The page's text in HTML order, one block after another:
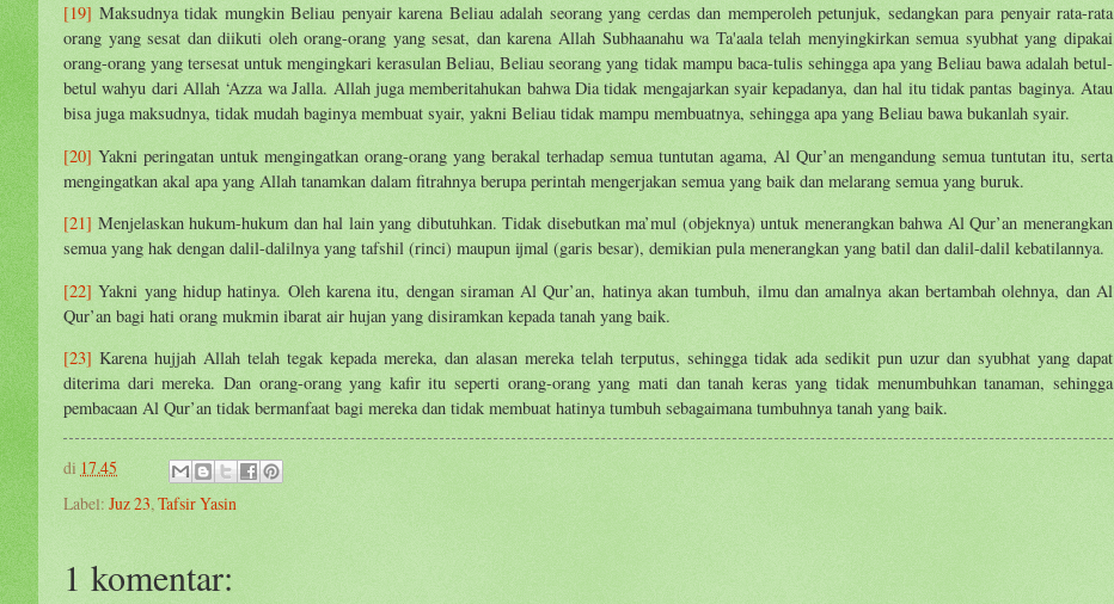
[19] Maksudnya tidak mungkin Beliau penyair karena Beliau adalah seorang yang cerdas dan memperoleh petunjuk, sedangkan para penyair rata-rata
orang yang sesat dan diikuti oleh orang-orang yang sesat, dan karena Allah Subhaanahu wa Ta'aala telah menyingkirkan semua syubhat yang dipakai
orang-orang yang tersesat untuk mengingkari kerasulan Beliau, Beliau seorang yang tidak mampu baca-tulis sehingga apa yang Beliau bawa adalah betul-
betul wahyu dari Allah ‘Azza wa Jalla. Allah juga memberitahukan bahwa Dia tidak mengajarkan syair kepadanya, dan hal itu tidak pantas baginya. Atau
bisa juga maksudnya, tidak mudah baginya membuat syair, yakni Beliau tidak mampu membuatnya, sehingga apa yang Beliau bawa bukanlah syair.
[20] Yakni peringatan untuk mengingatkan orang-orang yang berakal terhadap semua tuntutan agama, Al Qur’an mengandung semua tuntutan itu, serta
mengingatkan akal apa yang Allah tanamkan dalam fitrahnya berupa perintah mengerjakan semua yang baik dan melarang semua yang buruk.
[21] Menjelaskan hukum-hukum dan hal lain yang dibutuhkan. Tidak disebutkan ma’mul (objeknya) untuk menerangkan bahwa Al Qur’an menerangkan
semua yang hak dengan dalil-dalilnya yang tafshil (rinci) maupun ijmal (garis besar), demikian pula menerangkan yang batil dan dalil-dalil kebatilannya.
[22] Yakni yang hidup hatinya. Oleh karena itu, dengan siraman Al Qur’an, hatinya akan tumbuh, ilmu dan amalnya akan bertambah olehnya, dan Al
Qur’an bagi hati orang mukmin ibarat air hujan yang disiramkan kepada tanah yang baik.
[23] Karena hujjah Allah telah tegak kepada mereka, dan alasan mereka telah terputus, sehingga tidak ada sedikit pun uzur dan syubhat yang dapat
diterima dari mereka. Dan orang-orang yang kafir itu seperti orang-orang yang mati dan tanah keras yang tidak menumbuhkan tanaman, sehingga
pembacaan Al Qur’an tidak bermanfaat bagi mereka dan tidak membuat hatinya tumbuh sebagaimana tumbuhnya tanah yang baik.
di 17.45
Label: Juz 23, Tafsir Yasin
1 komentar: